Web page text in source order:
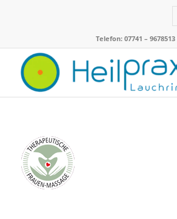
Telefon: 07741 – 9678513